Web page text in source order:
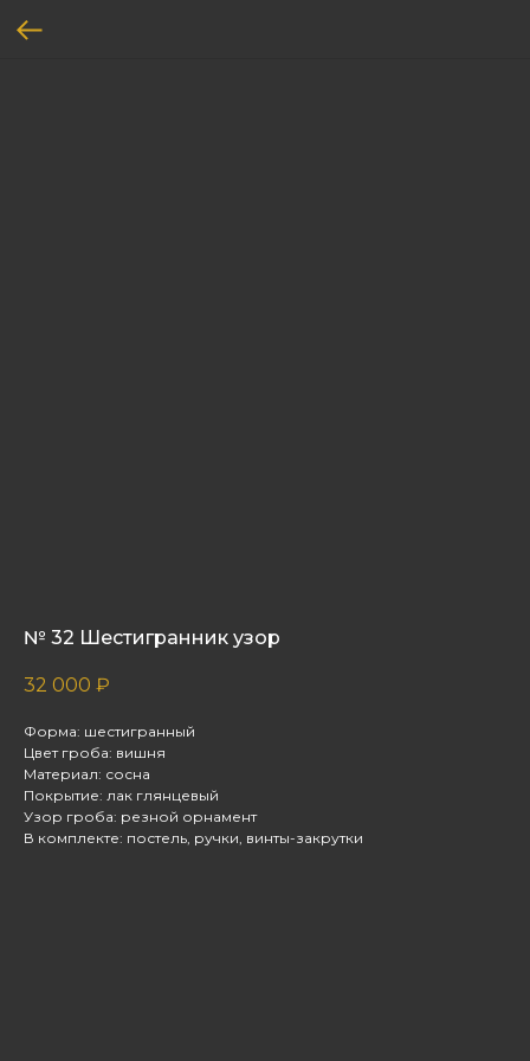
№ 32 Шестигранник узор
32 000 ₽
Форма: шестигранный
Цвет гроба: вишня
Материал: сосна
Покрытие: лак глянцевый
Узор гроба: резной орнамент
В комплекте: постель, ручки, винты-закрутки